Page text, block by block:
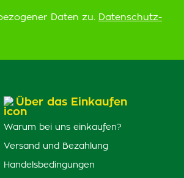
Daten zu. Datenschutz-
Über das Einkaufen
Warum bei uns einkaufen?
Versand und Bezahlung
Handelsbedingungen